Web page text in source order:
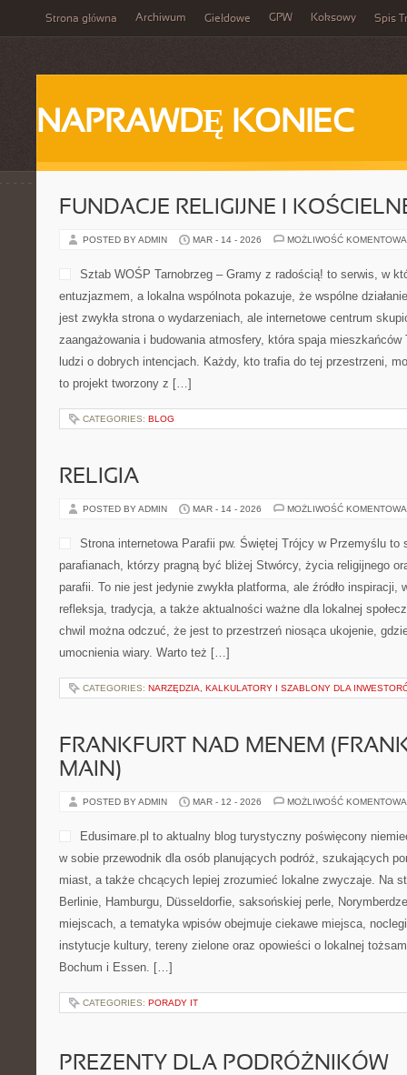
Strona główna Archiwum Giełdowe GPW Koksowy Spis
NAPRAWDĘ KONIEC
FUNDACJE RELIGIJNE I
POSTED BY ADMIN MAR - 14 - 2026 MOŻLIWOŚĆ
Sztab WOŚP Tarnobrzeg – Gramy z radością! to serwis, w
entuzjazmem, a lokalna wspólnota pokazuje, że wspólne
jest zwykła strona o wydarzeniach, ale internetowe centrum
zaangażowania i budowania atmosfery, która spaja
ludzi o dobrych intencjach. Każdy, kto trafia do tej przestrzeni,
to projekt tworzony z […]
CATEGORIES: BLOG
RELIGIA
POSTED BY ADMIN MAR - 14 - 2026 MOŻLIWOŚĆ
Strona internetowa Parafii pw. Świętej Trójcy w Przemyślu to
parafianach, którzy pragną być bliżej Stwórcy, życia religijnego
parafii. To nie jest jedynie zwykła platforma, ale źródło inspiracji,
refleksja, tradycja, a także aktualności ważne dla lokalnej
chwil można odczuć, że jest to przestrzeń niosąca ukojenie,
umocnienia wiary. Warto też […]
CATEGORIES: NARZĘDZIA, KALKULATORY I SZABLONY DLA
FRANKFURT NAD MENEM
MAIN)
POSTED BY ADMIN MAR - 12 - 2026 MOŻLIWOŚĆ
Edusimare.pl to aktualny blog turystyczny poświęcony
w sobie przewodnik dla osób planujących podróż, szukających
miast, a także chcących lepiej zrozumieć lokalne zwyczaje. Na
Berlinie, Hamburgu, Düsseldorfie, saksońskiej perle,
miejscach, a tematyka wpisów obejmuje ciekawe miejsca,
instytucje kultury, tereny zielone oraz opowieści o lokalnej
Bochum i Essen. […]
CATEGORIES: PORADY IT
PREZENTY DLA PODRÓŻNIKÓW